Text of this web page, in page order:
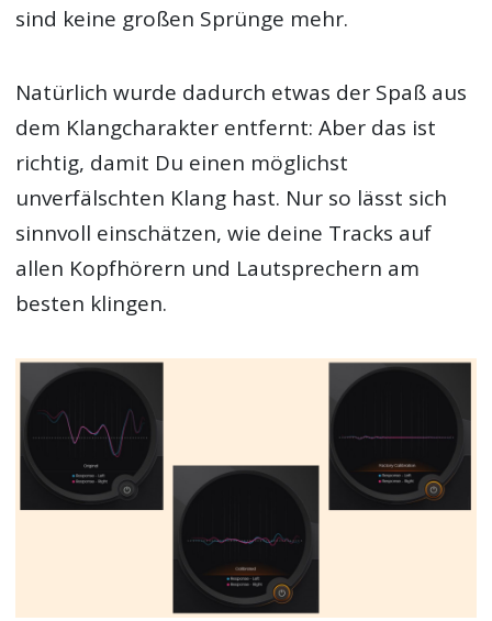
sind keine großen Sprünge mehr.
Natürlich wurde dadurch etwas der Spaß aus
dem Klangcharakter entfernt: Aber das ist
richtig, damit Du einen möglichst
unverfälschten Klang hast. Nur so lässt sich
sinnvoll einschätzen, wie deine Tracks auf
allen Kopfhörern und Lautsprechern am
besten klingen.